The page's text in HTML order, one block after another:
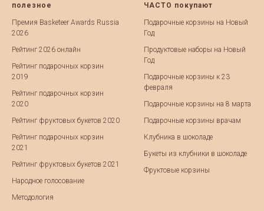
полезное
Премия Basketeer Awards Russia
2026
Рейтинг 2026 онлайн
Рейтинг подарочных корзин
2019
Рейтинг подарочных корзин
2020
Рейтинг фруктовых букетов 2020
Рейтинг подарочных корзин
2021
Рейтинг фруктовых букетов 2021
Народное голосование
Методология
ЧАСТО покупают
Подарочные корзины на Новый
Год
Продуктовые наборы на Новый
Год
Подарочные корзины к 23
февраля
Подарочные корзины на 8 марта
Подарочные корзины врачам
Клубника в шоколаде
Букеты из клубники в шоколаде
Фруктовые корзины